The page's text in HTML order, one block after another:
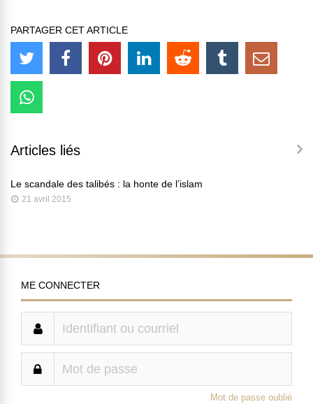
PARTAGER CET ARTICLE
Articles liés
Le scandale des talibés : la honte de l’islam
21 avril 2015
ME CONNECTER
Mot de passe oublié